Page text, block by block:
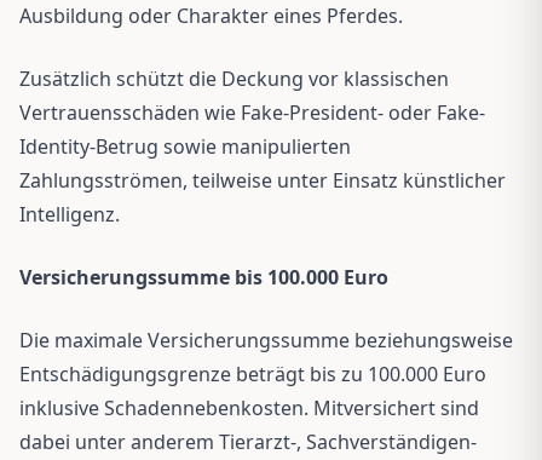
Ausbildung oder Charakter eines Pferdes.
Zusätzlich schützt die Deckung vor klassischen
Vertrauensschäden wie Fake-President- oder Fake-
Identity-Betrug sowie manipulierten
Zahlungsströmen, teilweise unter Einsatz künstlicher
Intelligenz.
Versicherungssumme bis 100.000 Euro
Die maximale Versicherungssumme beziehungsweise
Entschädigungsgrenze beträgt bis zu 100.000 Euro
inklusive Schadennebenkosten. Mitversichert sind
dabei unter anderem Tierarzt-, Sachverständigen-